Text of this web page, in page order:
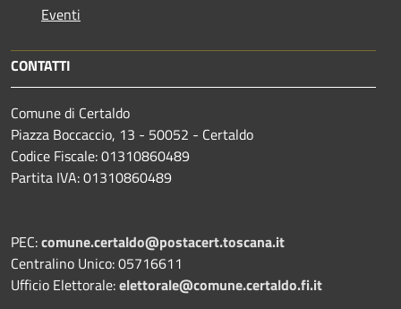
Eventi
CONTATTI
Comune di Certaldo
Piazza Boccaccio, 13 - 50052 - Certaldo
Codice Fiscale: 01310860489
Partita IVA: 01310860489
PEC:comune.certaldo@postacert.toscana.it
Centralino Unico: 05716611
Ufficio Elettorale:elettorale@comune.certaldo.fi.it